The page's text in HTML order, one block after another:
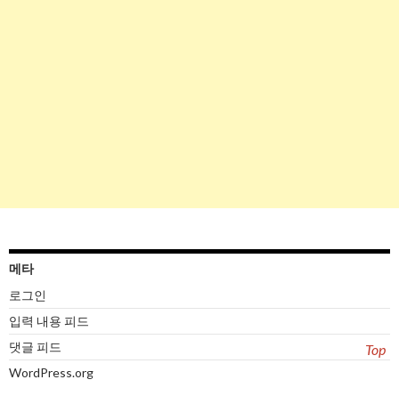
메타
로그인
입력 내용 피드
댓글 피드
WordPress.org
Top